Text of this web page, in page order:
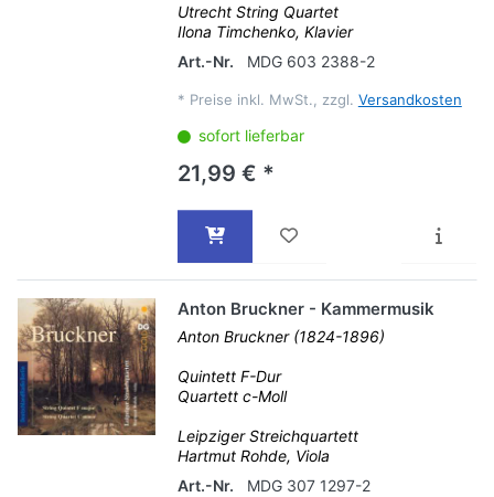
Utrecht String Quartet
Ilona Timchenko, Klavier
Art.-Nr.
MDG 603 2388-2
* Preise inkl. MwSt., zzgl. Versandkosten
sofort lieferbar
21,99 € *
Anton Bruckner - Kammermusik
Anton Bruckner (1824-1896)
Quintett F-Dur
Quartett c-Moll
Leipziger Streichquartett
Hartmut Rohde, Viola
Art.-Nr.
MDG 307 1297-2